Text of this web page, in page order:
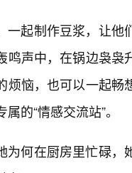
一起制作豆浆，让
鸣声中，在锅边袅
烦恼，也可以一起
的“情感交流站”。
为何在厨房里忙碌，